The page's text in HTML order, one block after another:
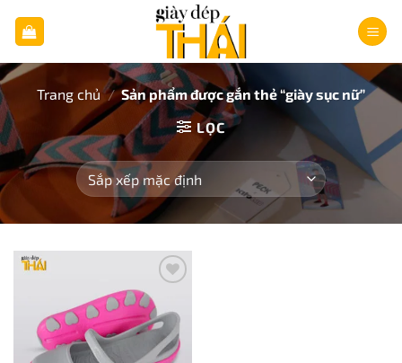
qua
dung
Trang chủ / Sản phẩm được gắn thẻ “giày sục nữ”
LỌC
Add to
wishlist